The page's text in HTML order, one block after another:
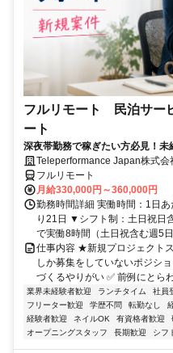
フルリモート 民泊サー
ート
深夜帯勤務で稼ぎたい方必見！未
Teleperformance Japan株式会
フルリモート
月給330,000円～360,000円
勤務時間詳細 実働時間：1日
り21日 ▼シフト制：土日祝日
で実働8時間（土日祝含む週5
仕事内容 ★新規プロジェクト
しか募集をしていないポジシ
づくるやりがい ✅ 前例にとら
業界未経験者歓迎 ランチタイム 社員
フリーター歓迎
学歴不問 転勤なし
経験者歓迎
ネイルOK 有資格者歓迎
オープニングスタッフ
長期歓迎 シフ